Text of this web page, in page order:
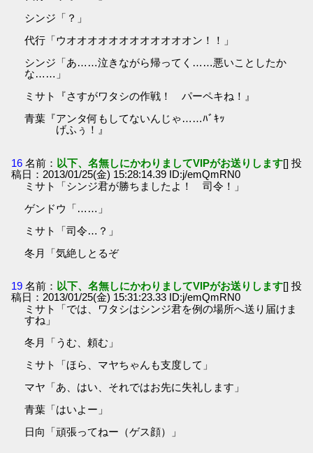
シンジ「？」
代行「ウオオオオオオオオオオオオン！！」
シンジ「あ……泣きながら帰ってく……悪いことしたか
な……」
ミサト『さすがワタシの作戦！ パーペキね！』
青葉『アンタ何もしてないんじゃ……ﾊﾞｷｯ
げふぅ！』
16 名前： 以下、名無しにかわりましてVIPがお送りします[] 投
稿日：2013/01/25(金) 15:28:14.39 ID:j/emQmRN0
ミサト「シンジ君が勝ちましたよ！ 司令！」
ゲンドウ「……」
ミサト「司令…？」
冬月「気絶しとるぞ
19 名前： 以下、名無しにかわりましてVIPがお送りします[] 投
稿日：2013/01/25(金) 15:31:23.33 ID:j/emQmRN0
ミサト「では、ワタシはシンジ君を例の場所へ送り届けま
すね」
冬月「うむ、頼む」
ミサト「ほら、マヤちゃんも支度して」
マヤ「あ、はい、それではお先に失礼します」
青葉「はいよー」
日向「頑張ってねー（ゲス顔）」